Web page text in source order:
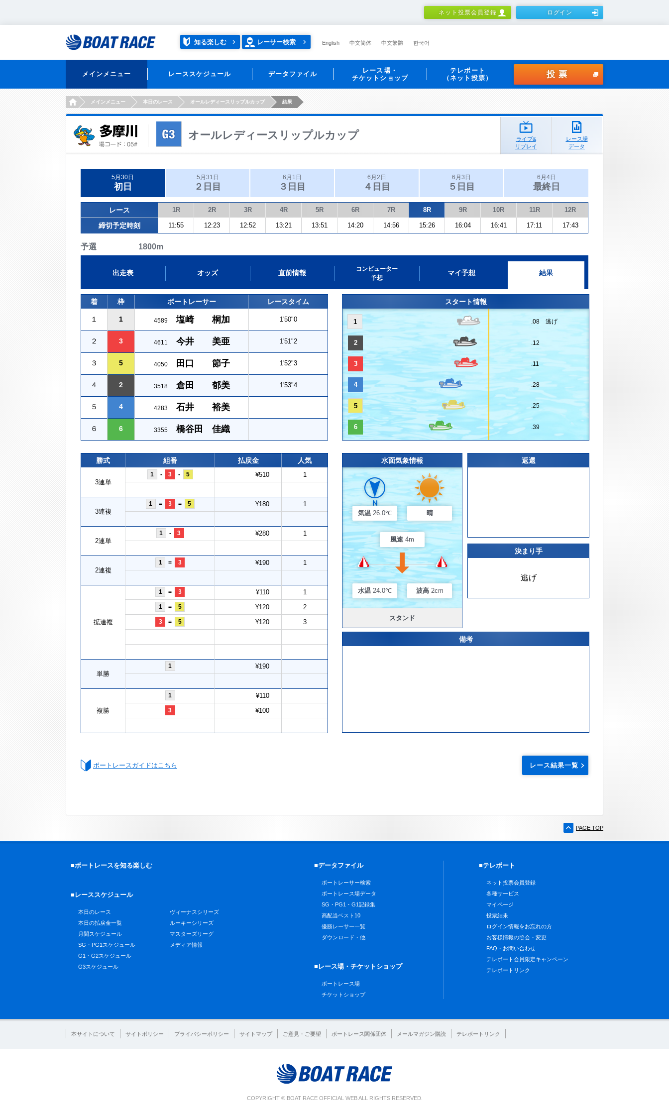
ネット投票会員登録 ログイン
知る楽しむ レーサー検索 English 中文简体 中文繁體 한국어
メインメニュー レーススケジュール データファイル
レース場・
チケットショップ
テレボート
（ネット投票）
投票
HOMEメインメニュー 本日のレース オールレディースリップルカップ 結果
オールレディースリップルカップ
ライブ&
リプレイ
レース場
データ
5月30日
初日
5月31日
２日目
6月1日
３日目
6月2日
４日目
6月3日
５日目
6月4日
最終日
レース 1R 2R 3R 4R 5R 6R 7R 8R 9R 10R 11R 12R
締切予定時刻 11:55 12:23 12:52 13:21 13:51 14:20 14:56 15:26 16:04 16:41 17:11 17:43
予選 1800m
出走表 オッズ 直前情報
コンピューター
予想
マイ予想 結果
着 枠 ボートレーサー レースタイム
１ 1 4589 塩崎 桐加 1'50"0
２ 3 4611 今井 美亜 1'51"2
３ 5 4050 田口 節子 1'52"3
４ 2 3518 倉田 郁美 1'53"4
５ 4 4283 石井 裕美
６ 6 3355 橋谷田 佳織
スタート情報
1 .08 逃げ
2 .12
3 .11
4 .28
5 .25
6 .39
勝式 組番 払戻金 人気
3連単
1 - 3 - 5 ¥510 1
3連複
1 = 3 = 5 ¥180 1
2連単
1 - 3 ¥280 1
2連複
1 = 3 ¥190 1
拡連複
1 = 3 ¥110 1
1 = 5 ¥120 2
3 = 5 ¥120 3
単勝
1 ¥190
複勝
1 ¥110
3 ¥100
水面気象情報
気温 26.0℃ 晴
風速 4m
水温 24.0℃ 波高 2cm
スタンド
返還
決まり手
逃げ
備考
ボートレースガイドはこちら レース結果一覧
PAGE TOP
■ボートレースを知る楽しむ
■レーススケジュール
本日のレース
本日の払戻金一覧
月間スケジュール
SG・PG1スケジュール
G1・G2スケジュール
G3スケジュール
ヴィーナスシリーズ
ルーキーシリーズ
マスターズリーグ
メディア情報
■データファイル
ボートレーサー検索
ボートレース場データ
SG・PG1・G1記録集
高配当ベスト10
優勝レーサー一覧
ダウンロード・他
■レース場・チケットショップ
ボートレース場
チケットショップ
■テレボート
ネット投票会員登録
各種サービス
マイページ
投票結果
ログイン情報をお忘れの方
お客様情報の照会・変更
FAQ・お問い合わせ
テレボート会員限定キャンペーン
テレボートリンク
本サイトについて サイトポリシー プライバシーポリシー サイトマップ ご意見・ご要望 ボートレース関係団体 メールマガジン購読 テレボートリンク
COPYRIGHT © BOAT RACE OFFICIAL WEB ALL RIGHTS RESERVED.